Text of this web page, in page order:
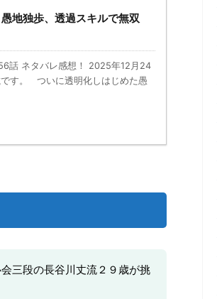
地独歩、透過スキルで無双
話 ネタバレ感想！ 2025年12月24
す。 ついに透明化しはじめた愚
三段の長谷川丈流２９歳が挑